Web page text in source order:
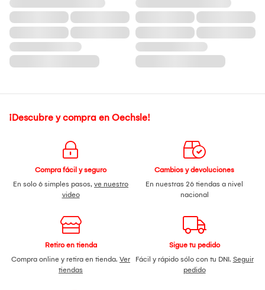
¡Descubre y compra en Oechsle!
Compra fácil y seguro
En solo 6 simples pasos, ve nuestro
video
Cambios y devoluciones
En nuestras 26 tiendas a nivel
nacional
Retiro en tienda
Compra online y retira en tienda. Ver
tiendas
Sigue tu pedido
Fácil y rápido sólo con tu DNI. Seguir
pedido